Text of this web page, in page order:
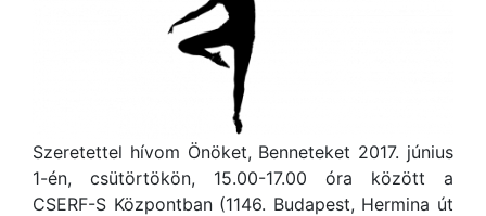
Szeretettel hívom Önöket, Benneteket 2017. június
1-én, csütörtökön, 15.00-17.00 óra között a
CSERF-S Központban (1146. Budapest, Hermina út